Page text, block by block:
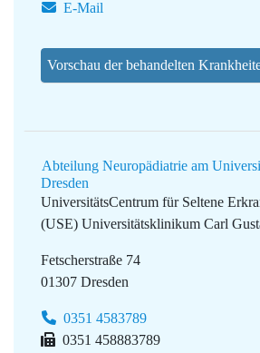
E-Mail
Vorschau der behandelten
Abteilung Neuropädiatrie am
Dresden
UniversitätsCentrum für Seltene
(USE) Universitätsklinikum Carl
Fetscherstraße 74
01307 Dresden
0351 4583789
0351 458883789